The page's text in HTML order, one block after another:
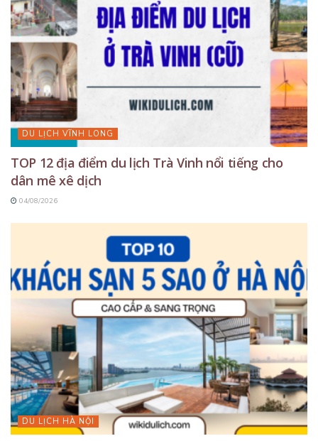
DU LỊCH VĨNH LONG
TOP 12 địa điểm du lịch Trà Vinh nổi tiếng cho
dân mê xê dịch
04/08/2026
DU LỊCH HÀ NỘI